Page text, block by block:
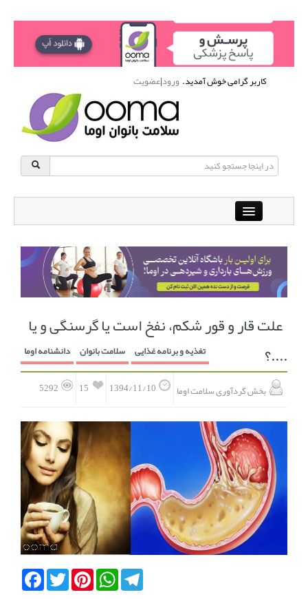
کاربر گرامی خوش آمدید.ورود|عضویت
باشگاه آنلاین ورزشی اوما
دانشنامه سلامت بانوان پرسش و پاسخ
انجمن متخصصین زنان و اوما انتخاب نام کودک
فهرست مواد غذایی اپلیکیشن بارداری و کودک اوما
علت قار و قور شکم، نفخ است یا گرسنگی و یا
....؟
دانشنامه اوما سلامت بانوان تغذیه و برنامه غذایی
5292 15 1394/11/10 بخش گردآوری سلامت اوما
FacebookTwitterPinterestWhatsAppTelegram